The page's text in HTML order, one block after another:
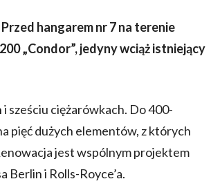
hangarem nr 7 na terenie
„Condor”, jedyny wciąż istniejący
sześciu ciężarówkach. Do 400-
pięć dużych elementów, z których
jest wspólnym projektem
i Rolls-Royce’a.